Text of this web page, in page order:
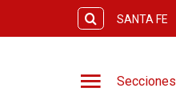
SANTA FE
Secciones